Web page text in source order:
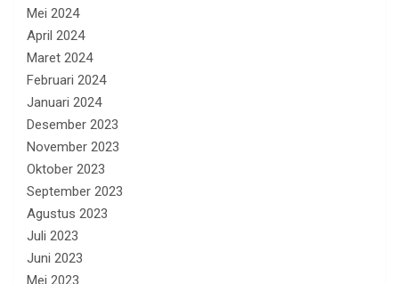
Mei 2024
April 2024
Maret 2024
Februari 2024
Januari 2024
Desember 2023
November 2023
Oktober 2023
September 2023
Agustus 2023
Juli 2023
Juni 2023
Mei 2023